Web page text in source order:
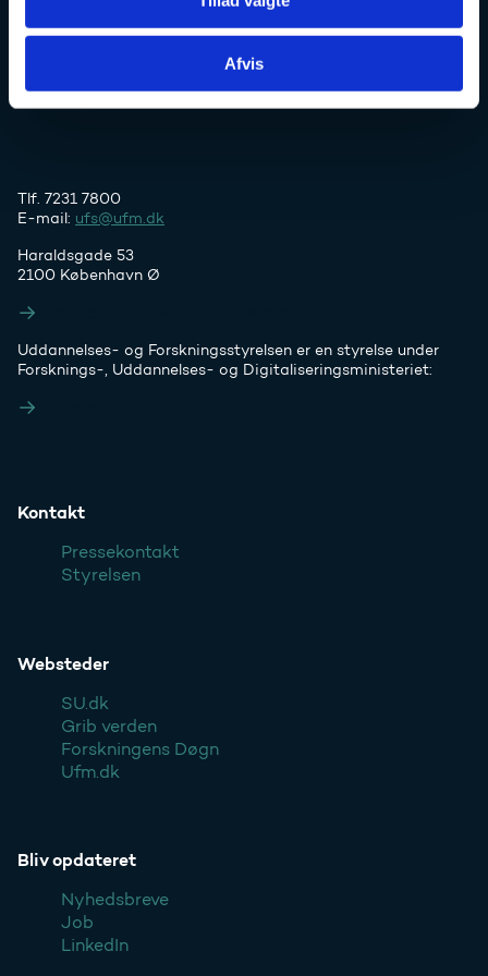
Afvis
Uddannelses- og Forskningsstyrelsen
Tlf. 7231 7800
E-mail: ufs@ufm.dk
Haraldsgade 53
2100 København Ø
Uddannelses- og Forskningsstyrelsen er en styrelse under
Forsknings-, Uddannelses- og Digitaliseringsministeriet:
Kontakt
Pressekontakt
Styrelsen
Websteder
SU.dk
Grib verden
Forskningens Døgn
Ufm.dk
Bliv opdateret
Nyhedsbreve
Job
LinkedIn